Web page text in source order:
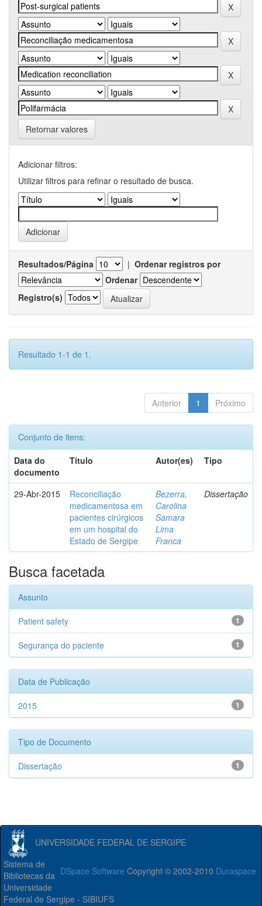
Retornar valores
Adicionar filtros:
Utilizar filtros para refinar o resultado de busca.
Resultados/Página | Ordenar registros por
Ordenar
Registro(s)
Resultado 1-1 de 1.
Anterior 1 Próximo
Conjunto de itens:
Data do
documento
Título Autor(es) Tipo
29-Abr-2015
Reconciliação
medicamentosa em
pacientes cirúrgicos
em um hospital do
Estado de Sergipe
Bezerra,
Carolina
Samara
Lima
Franca
Dissertação
Busca facetada
Assunto
1
Patient safety
1
Segurança do paciente
Data de Publicação
1
2015
Tipo de Documento
1
Dissertação
UNIVERSIDADE FEDERAL DE SERGIPE
DSpace Software Copyright © 2002-2010 Duraspace
Sistema de
Bibliotecas da
Universidade
Federal de Sergipe - SIBIUFS